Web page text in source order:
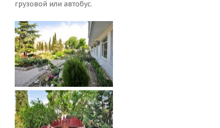
грузовой или автобус.